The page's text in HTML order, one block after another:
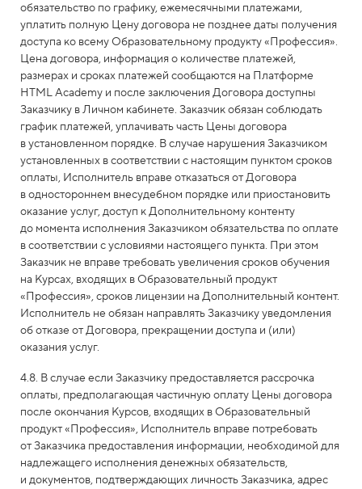
обязательство по графику, ежемесячными платежами,
уплатить полную Цену договора не позднее даты получения
доступа ко всему Образовательному продукту «Профессия».
Цена договора, информация о количестве платежей,
размерах и сроках платежей сообщаются на Платформе
HTML Academy и после заключения Договора доступны
Заказчику в Личном кабинете. Заказчик обязан соблюдать
график платежей, уплачивать часть Цены договора
в установленном порядке. В случае нарушения Заказчиком
установленных в соответствии с настоящим пунктом сроков
оплаты, Исполнитель вправе отказаться от Договора
в одностороннем внесудебном порядке или приостановить
оказание услуг, доступ к Дополнительному контенту
до момента исполнения Заказчиком обязательства по оплате
в соответствии с условиями настоящего пункта. При этом
Заказчик не вправе требовать увеличения сроков обучения
на Курсах, входящих в Образовательный продукт
«Профессия», сроков лицензии на Дополнительный контент.
Исполнитель не обязан направлять Заказчику уведомления
об отказе от Договора, прекращении доступа и (или)
оказания услуг.
4.8. В случае если Заказчику предоставляется рассрочка
оплаты, предполагающая частичную оплату Цены договора
после окончания Курсов, входящих в Образовательный
продукт «Профессия», Исполнитель вправе потребовать
от Заказчика предоставления информации, необходимой для
надлежащего исполнения денежных обязательств,
и документов, подтверждающих личность Заказчика, адрес